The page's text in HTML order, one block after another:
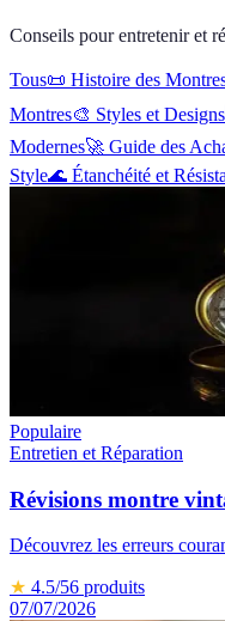
Conseils pour entretenir et
Tous📜 Histoire des
Montres🎨 Styles et Designs
Modernes🚀 Guide des
Style🌊 Étanchéité et
Populaire
Entretien et Réparation
Révisions montre
Découvrez les erreurs
★ 4.5/56 produits
07/07/2026